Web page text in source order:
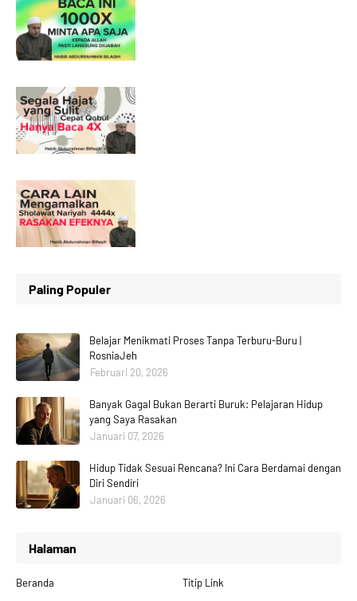
Paling Populer
Belajar Menikmati Proses Tanpa Terburu-Buru |
RosniaJeh
Februari 20, 2026
Banyak Gagal Bukan Berarti Buruk: Pelajaran Hidup
yang Saya Rasakan
Januari 07, 2026
Hidup Tidak Sesuai Rencana? Ini Cara Berdamai dengan
Diri Sendiri
Januari 06, 2026
Halaman
Beranda Titip Link